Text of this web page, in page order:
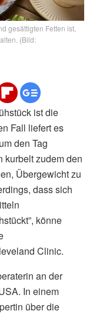
gesättigten Fetten ist,
(Bild:
ist die
Fall liefert es
den Tag
kurbelt zudem den
Übergewicht zu
dass sich
könne
Clinic.
an der
In einem
über die